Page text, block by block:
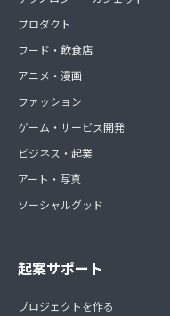
プロダクト
フード・飲食店
アニメ・漫画
ファッション
ゲーム・サービス開発
ビジネス・起業
アート・写真
ソーシャルグッド
起案サポート
プロジェクトを作る